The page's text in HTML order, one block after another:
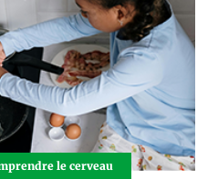
le cerveau